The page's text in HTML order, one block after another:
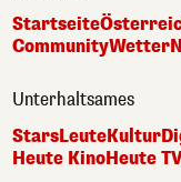
Startseite
CommunityWetter
Unterhaltsames
StarsLeuteKultur
Heute KinoHeute